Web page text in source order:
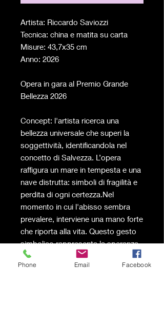
Artista: Riccardo Saviozzi
Tecnica: china e matita su carta
Misure: 43,7x35 cm
Anno: 2026
Opera in gara al Premio Grande
Bellezza 2026
Concept: l'artista ricerca una
bellezza universale che superi la
soggettività, identificandola nel
concetto di Salvezza. L’opera
raffigura un mare in tempesta e una
nave distrutta: simboli di fragilità e
perdita di ogni certezza.Nel
momento in cui l'abisso sembra
prevalere, interviene una mano forte
che riporta alla vita. Questo gesto
simbolico rappresenta la speranza
e la capacità di soccorrere il
prossimo, anche attraverso atti di
Phone Email Facebook